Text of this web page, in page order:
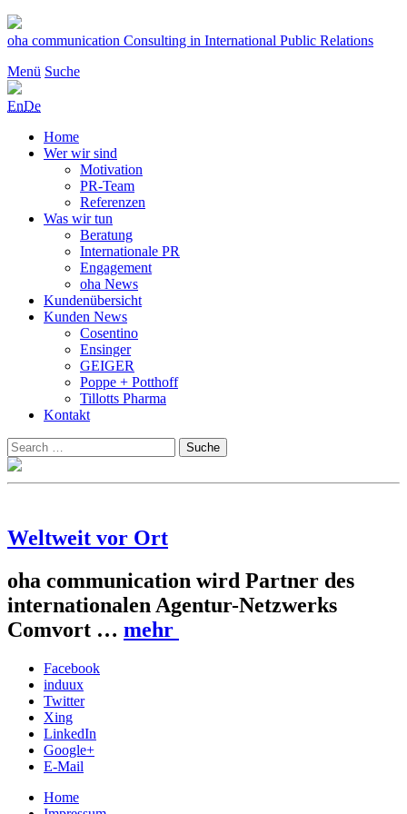
Zum
Inhalt
oha communication Consulting in International Public Relations
Menü Suche
EnDe
Home
Wer wir sind
Motivation
PR-Team
Referenzen
Was wir tun
Beratung
Internationale PR
Engagement
oha News
Kundenübersicht
Kunden News
Cosentino
Ensinger
GEIGER
Poppe + Potthoff
Tillotts Pharma
Kontakt
Suchen
nach:
Suche
Weltweit vor Ort
oha communication wird Partner des
internationalen Agentur-Netzwerks
Comvort … mehr
Facebook
induux
Twitter
Xing
LinkedIn
Google+
E-Mail
Home